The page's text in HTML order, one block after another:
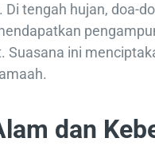
Di tengah hujan, doa-
Suasana ini
dan